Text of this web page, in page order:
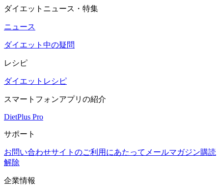
ダイエットニュース・特集
ニュース
ダイエット中の疑問
レシピ
ダイエットレシピ
スマートフォンアプリの紹介
DietPlus Pro
サポート
お問い合わせサイトのご利用にあたって メールマガジン購読
解除
企業情報